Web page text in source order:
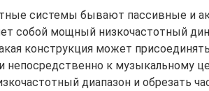
системы бывают пассивные и
собой мощный низкочастотный
конструкция может
непосредственно к музыкальному
диапазон и обрезать